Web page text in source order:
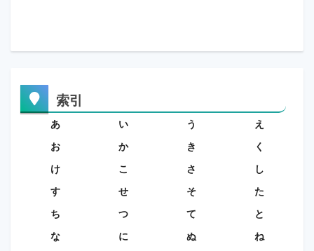
索引
あ い う
え
お
か き
く
け
こ さ
し
す
せ そ
た
ち
つ て
と
な
に ぬ
ね